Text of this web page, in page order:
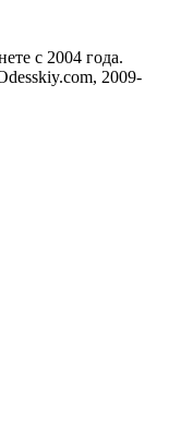
с 2004 года.
2009-